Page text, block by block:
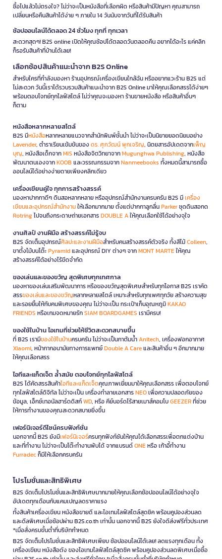
ซื้อไปแล้วไม่ตรงใจ? ไม่ว่าจะเป็นหนังสือที่เลือกผิด หรือสินค้ามีปัญหา คุณสามารถ
เปลี่ยนหรือคืนสินค้าได้ง่าย ๆ ภายใน 14 วันนับจากวันที่ได้รับสินค้า
ช้อปออนไลน์ได้ตลอด 24 ชั่วโมง ทุกที่ ทุกเวลา
สะดวกสุดๆ! B2S online เปิดให้คุณช้อปได้ตลอดวันตลอดคืน อยากได้อะไร แค่คลิก
ก็รอรับสินค้าที่บ้านได้เลย!
เลือกช้อปสินค้าแนะนำจาก B2S Online
สำหรับใครที่กำลังมองหา ร้านอุปกรณ์เครื่องเขียนใกล้ฉัน หรืออยากแวะร้าน B2S แต่
ไม่สะดวก วันนี้เราได้รวบรวมสินค้าแนะนำจาก B2S Online มาให้คุณเลือกสรรได้ง่ายๆ
พร้อมตอบโจทย์ทุกไลฟ์สไตล์ ไม่ว่าคุณจะมองหา ร้านขายหนังสือ หรือสินค้าอื่นๆ
ก็ตาม
หนังสือหลากหลายสไตล์
B2S มีหนังสือหลากหลายแนวจากสำนักพิมพ์ชั้นนำ ไม่ว่าจะเป็นนิยายยอดนิยมอย่าง
Lavender, ตำราเรียนเข้มข้นของดร. ศุภวัฒน์ พุกเจริญ, นิตยสารอัปเดตจากเพ็ญ
บุญ, หนังสือเด็กจากMIS หนังสือจิตวิทยาจากMugunghwa Publishing, หนังสือ
พัฒนาตนเองจากKOOB และวรรณกรรมจากNanmeebooks ทั้งหมดนี้สามารถซื้อ
ออนไลน์ได้อย่างง่ายดายเพียงคลิกเดียว
เครื่องเขียนคู่ใจ ทุกการสร้างสรรค์
มองหาปากกาดีๆ ดินสอหลากหลาย หรืออุปกรณ์สำนักงานครบครัน B2S มีเครื่อง
เขียนและอุปกรณ์สำนักงานให้เลือกมากมาย ตั้งแต่ปากกาลูกลื่นParkerชุดดินสอกด
Rotringไปจนถึงกระดาษถ่ายเอกสารDOUBLE Aให้คุณเลือกใช้ได้อย่างจุใจ
งานศิลป์ งานฝีมือ สร้างสรรค์ไม่รู้จบ
B2S จัดเต็มอุปกรณ์ศิลปะและงานฝีมือสำหรับคนสร้างสรรค์ตัวจริง ทั้งสีไม้Colleen,
ขาตั้งไม้บนโต๊ะPyramidและอุปกรณ์ DIY ต่างๆ จากMONT MARTEให้คุณ
สร้างสรรค์ได้อย่างไร้ขีดจำกัด
ของเล่นและของขวัญ สุดพิเศษทุกเทศกาล
มองหาของเล่นเสริมพัฒนาการ หรือของขวัญสุดพิเศษสำหรับทุกโอกาส B2S เราคัด
สรรของเล่นและของขวัญหลากหลายสไตล์ เหมาะสำหรับทุกเพศทุกวัย สร้างความสุข
และรอยยิ้มให้กับคนพิเศษของคุณ ไม่ว่าจะเป็น กระเป๋าเก็บอุณหภูมิKAKAO
FRIENDS หรือเกมจดหมายรักSIAM BOARDGAMES เรามีครบ!
ของใช้ในบ้าน ไอเทมที่ช่วยให้ชีวิตสะดวกสบายขึ้น
ที่ B2S เรามีของใช้ในบ้านครบครัน ไม่ว่าจะเป็นกาต้มน้ำAnitech, เครื่องฟอกอากาศ
Xiaomi, หน้ากากอนามัยทางการแพทย์Double A Careและสินค้าอื่น ๆ อีกมากมาย
ให้คุณเลือกสรร
ไอทีและแก็ดเจ็ต ล้ำสมัย ตอบโจทย์ทุกไลฟ์สไตล์
B2S ได้คัดสรรสินค้าไอทีและแก็ดเจ็ตคุณภาพเยี่ยมมาให้คุณเลือกสรร เพื่อตอบโจทย์
ทุกไลฟ์สไตล์ดิจิทัล ไม่ว่าจะเป็น เครื่องทำลายเอกสารNEOเพื่อความปลอดภัยของ
ข้อมูล, เอ็กซ์เทอนัลฮาร์ดดิสก์WD, หรือ คีย์บอร์ดไร้สายเมาส์คอมโบGEEZERที่ช่วย
ให้การทำงานของคุณสะดวกสบายยิ่งขึ้น
เฟอร์นิเจอร์ดีไซน์ครบฟังก์ชั่น
นอกจากนี้ B2S ยังมีเฟอร์นิเจอร์ครบทุกฟังก์ชันให้คุณได้เลือกสรรเพื่อตกแต่งบ้าน
และที่ทำงาน ไม่ว่าจะเป็นโต๊ะทำงานพับได้ จากแบรนด์ONEหรือ เก้าอี้ทำงาน
Furradecก็มีให้เลือกครบครัน
โปรโมชั่นและสิทธิพิเศษ
B2S จัดเต็มโปรโมชั่นและสิทธิพิเศษมากมายให้คุณเลือกช้อปออนไลน์ได้อย่างจุใจ
อัปเดตทุกเดือนกับแคมเปญลดราคาแรง
ทั้งสินค้าเครื่องเขียน หนังสือขายดี และไอเทมไลฟ์สไตล์สุดชิค พร้อมคูปองส่วนลด
และดีลพิเศษเมื่อช้อปผ่าน B2S.co.th เท่านั้น นอกจากนี้ B2S ยังใจดีส่งฟรีทั่วประเทศ
*เมื่อสั่งครบขั้นต่ำที่บริษัทกำหนด
B2S จัดเต็มโปรโมชั่นและสิทธิพิเศษเพียบ ช้อปออนไลน์ได้เลย! ลดแรงทุกเดือน ทั้ง
เครื่องเขียน หนังสือดัง ของไอเทมไลฟ์สไตล์สุดชิค พร้อมคูปองส่วนลดพิเศษเมื่อซื้อ